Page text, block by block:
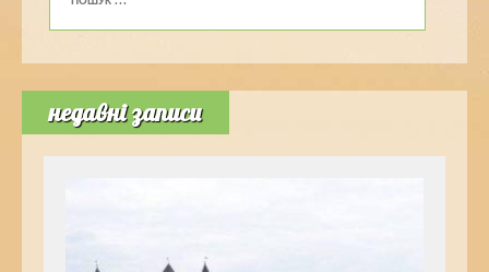
недавні записи